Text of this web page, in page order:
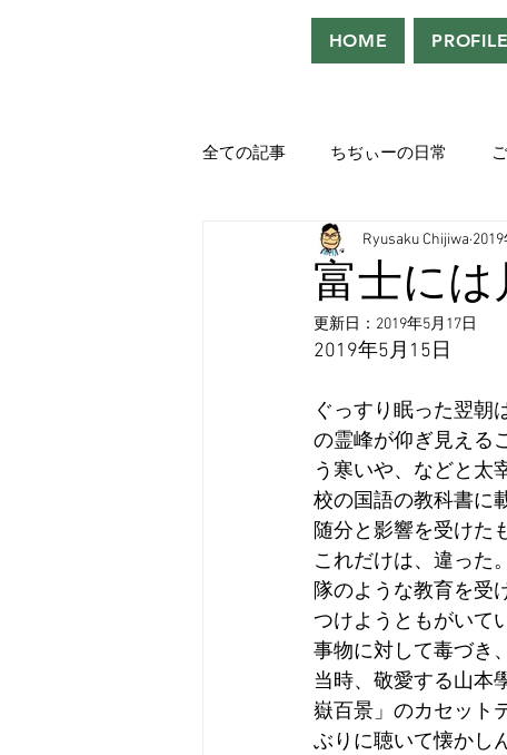
HOME PROFILE
全ての記事 ちぢぃーの日常
役者として、声優として。
吹き替えが好き！！ 「ウル
Saturdeay Scrapbook タツロ
富士には
Ryusaku Chijiwa
更新日： 2019年5月17日
2019年5月15日
ぐっすり眠った翌朝
の霊峰が仰ぎ見える
う寒いや、などと太
校の国語の教科書に
随分と影響を受けた
これだけは、違った
隊のような教育を受
つけようともがいて
事物に対して毒づき
当時、敬愛する山本
嶽百景」のカセット
ぶりに聴いて懐かし